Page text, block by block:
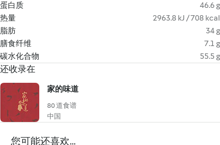
蛋白质
46.6 g
热量
2963.8 kJ / 708 kcal
脂肪
34 g
膳食纤维
7.1 g
碳水化合物
55.5 g
还收录在
家的味道
80 道食谱
中国
您可能还喜欢...